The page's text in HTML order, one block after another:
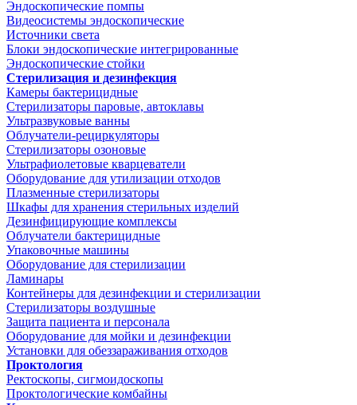
Эндоскопические помпы
Видеосистемы эндоскопические
Источники света
Блоки эндоскопические интегрированные
Эндоскопические стойки
Стерилизация и дезинфекция
Камеры бактерицидные
Стерилизаторы паровые, автоклавы
Ультразвуковые ванны
Облучатели-рециркуляторы
Стерилизаторы озоновые
Ультрафиолетовые кварцеватели
Оборудование для утилизации отходов
Плазменные стерилизаторы
Шкафы для хранения стерильных изделий
Дезинфицирующие комплексы
Облучатели бактерицидные
Упаковочные машины
Оборудование для стерилизации
Ламинары
Контейнеры для дезинфекции и стерилизации
Стерилизаторы воздушные
Защита пациента и персонала
Оборудование для мойки и дезинфекции
Установки для обеззараживания отходов
Проктология
Ректоскопы, сигмоидоскопы
Проктологические комбайны